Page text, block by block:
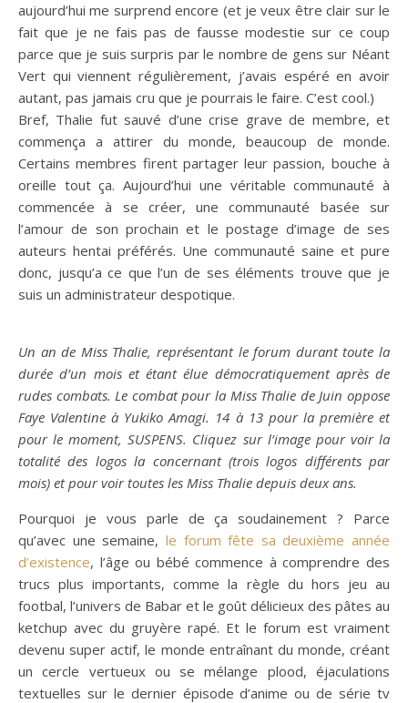
aujourd’hui me surprend encore (et je veux être clair sur le
fait que je ne fais pas de fausse modestie sur ce coup
parce que je suis surpris par le nombre de gens sur Néant
Vert qui viennent régulièrement, j’avais espéré en avoir
autant, pas jamais cru que je pourrais le faire. C’est cool.)
Bref, Thalie fut sauvé d’une crise grave de membre, et
commença a attirer du monde, beaucoup de monde.
Certains membres firent partager leur passion, bouche à
oreille tout ça. Aujourd’hui une véritable communauté à
commencée à se créer, une communauté basée sur
l’amour de son prochain et le postage d’image de ses
auteurs hentai préférés. Une communauté saine et pure
donc, jusqu’a ce que l’un de ses éléments trouve que je
suis un administrateur despotique.
Un an de Miss Thalie, représentant le forum durant toute la
durée d’un mois et étant élue démocratiquement après de
rudes combats. Le combat pour la Miss Thalie de Juin oppose
Faye Valentine à Yukiko Amagi. 14 à 13 pour la première et
pour le moment, SUSPENS. Cliquez sur l’image pour voir la
totalité des logos la concernant (trois logos différents par
mois) et pour voir toutes les Miss Thalie depuis deux ans.
Pourquoi je vous parle de ça soudainement ? Parce
qu’avec une semaine, le forum fête sa deuxième année
d’existence, l’âge ou bébé commence à comprendre des
trucs plus importants, comme la règle du hors jeu au
footbal, l’univers de Babar et le goût délicieux des pâtes au
ketchup avec du gruyère rapé. Et le forum est vraiment
devenu super actif, le monde entraînant du monde, créant
un cercle vertueux ou se mélange plood, éjaculations
textuelles sur le dernier épisode d’anime ou de série tv